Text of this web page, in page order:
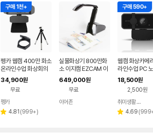
구매 1천+
펭카 웹캠 400만 화소
온라인수업 화상회의
캠 컴퓨터카메라 노트
북캠 PC캠 화상캠 PC
WEB400
34,900원
무료
펭카
별 4.81 리
(999+)
실물화상기 800만화
소 이지캠 EZCAM 이
어존 EZ-800S
649,000원
무료
이어존
구매 590+
웹캠 화상카메
라인수업 PC
컴퓨터 화상
0P
18,500원
2,500원
취미생활 캠핑 차박 게임
별 4.69 리
(